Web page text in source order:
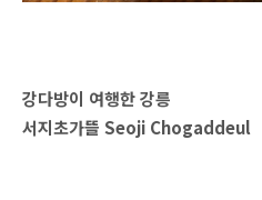
강다방이 여행한 강릉
서지초가뜰 Seoji Chogaddeul